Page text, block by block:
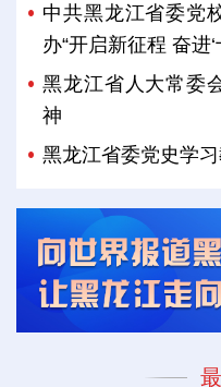
中共黑龙江省委党
办“开启新征程 奋进
黑龙江省人大常委
神
黑龙江省委党史学